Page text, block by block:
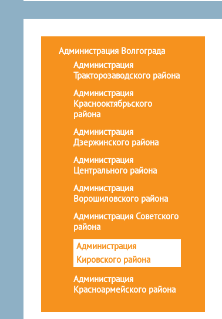
Администрация Волгограда
Администрация
Тракторозаводского района
Администрация
Краснооктябрьского
района
Администрация
Дзержинского района
Администрация
Центрального района
Администрация
Ворошиловского района
Администрация Советского
района
Администрация
Кировского района
Администрация
Красноармейского района